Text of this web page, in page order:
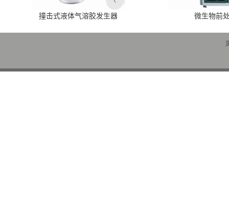
撞击式液体气溶胶发生器 微生物前